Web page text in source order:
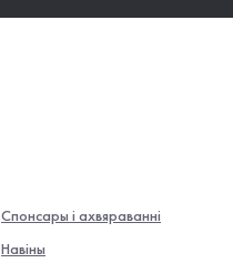
Спонсары і ахвяраванні
Навiны